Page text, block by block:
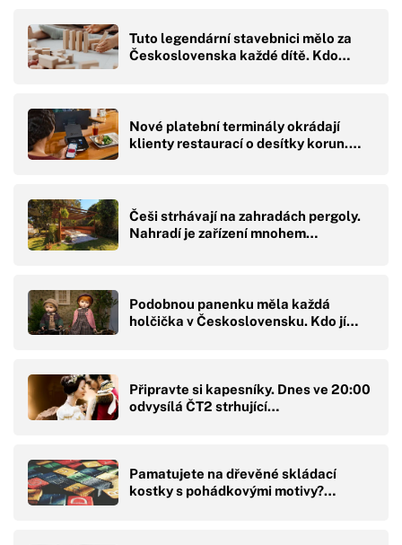
Tuto legendární stavebnici mělo za
Československa každé dítě. Kdo…
Nové platební terminály okrádají
klienty restaurací o desítky korun.…
Češi strhávají na zahradách pergoly.
Nahradí je zařízení mnohem…
Podobnou panenku měla každá
holčička v Československu. Kdo jí…
Připravte si kapesníky. Dnes ve 20:00
odvysílá ČT2 strhující…
Pamatujete na dřevěné skládací
kostky s pohádkovými motivy?…